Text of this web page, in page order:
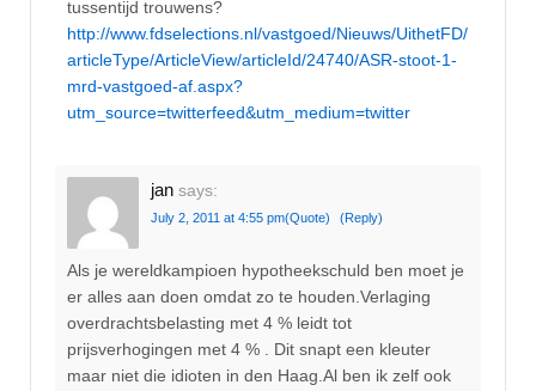
tussentijd trouwens?
http://www.fdselections.nl/vastgoed/Nieuws/UithetFD/
articleType/ArticleView/articleId/24740/ASR-stoot-1-
mrd-vastgoed-af.aspx?
utm_source=twitterfeed&utm_medium=twitter
jan says:
July 2, 2011 at 4:55 pm(Quote) (Reply)
Als je wereldkampioen hypotheekschuld ben moet je
er alles aan doen omdat zo te houden.Verlaging
overdrachtsbelasting met 4 % leidt tot
prijsverhogingen met 4 % . Dit snapt een kleuter
maar niet die idioten in den Haag.Al ben ik zelf ook